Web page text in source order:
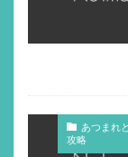
あつまれ
攻略